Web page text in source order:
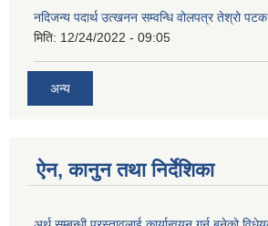
नदिजन्य पदार्थ उत्खनन सम्वन्धि वोलपत्र तेश्रो
मिति: 12/24/2022 - 09:05
अन्य
ऐन, कानुन तथा निर्देशिका